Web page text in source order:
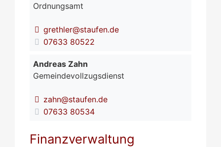
Ordnungsamt
grethler@staufen.de
07633 80522
Andreas Zahn
Gemeindevollzugsdienst
zahn@staufen.de
07633 80534
Finanzverwaltung